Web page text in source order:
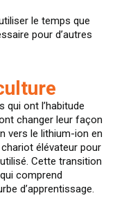
le temps que
pour d’autres
qui ont l’habitude
changer leur façon
vers le lithium-ion en
élévateur pour
Cette transition
comprend
d’apprentissage.